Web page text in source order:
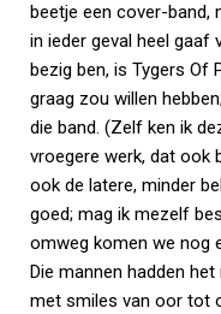
beetje een cover-band,
in ieder geval heel gaaf
bezig ben, is Tygers Of
graag zou willen
die band. (Zelf ken ik
vroegere werk, dat ook
ook de latere, minder
goed; mag ik mezelf
omweg komen we nog
Die mannen hadden
met smiles van oor tot